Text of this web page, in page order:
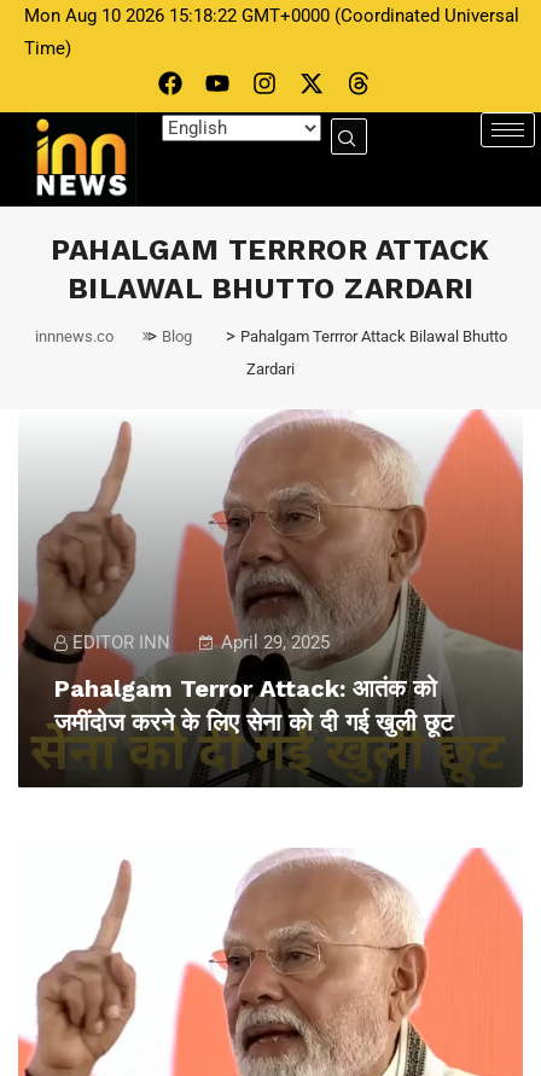
Mon Aug 10 2026 15:18:22 GMT+0000 (Coordinated Universal
Time)
PAHALGAM TERRROR ATTACK
BILAWAL BHUTTO ZARDARI
innnews.co > Blog > Pahalgam Terrror Attack Bilawal Bhutto
Zardari
EDITOR INN April 29, 2025
Pahalgam Terror Attack: आतंक को
जमींदोज करने के लिए सेना को दी गई खुली छूट